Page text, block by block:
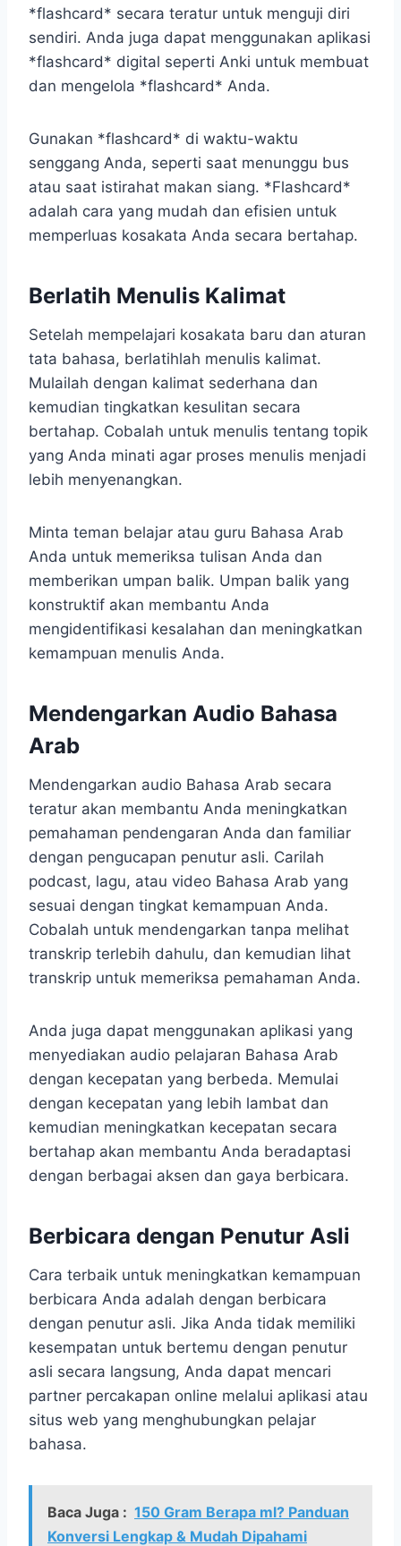
*flashcard* secara teratur untuk menguji diri
sendiri. Anda juga dapat menggunakan aplikasi
*flashcard* digital seperti Anki untuk membuat
dan mengelola *flashcard* Anda.
Gunakan *flashcard* di waktu-waktu
senggang Anda, seperti saat menunggu bus
atau saat istirahat makan siang. *Flashcard*
adalah cara yang mudah dan efisien untuk
memperluas kosakata Anda secara bertahap.
Berlatih Menulis Kalimat
Setelah mempelajari kosakata baru dan aturan
tata bahasa, berlatihlah menulis kalimat.
Mulailah dengan kalimat sederhana dan
kemudian tingkatkan kesulitan secara
bertahap. Cobalah untuk menulis tentang topik
yang Anda minati agar proses menulis menjadi
lebih menyenangkan.
Minta teman belajar atau guru Bahasa Arab
Anda untuk memeriksa tulisan Anda dan
memberikan umpan balik. Umpan balik yang
konstruktif akan membantu Anda
mengidentifikasi kesalahan dan meningkatkan
kemampuan menulis Anda.
Mendengarkan Audio Bahasa
Arab
Mendengarkan audio Bahasa Arab secara
teratur akan membantu Anda meningkatkan
pemahaman pendengaran Anda dan familiar
dengan pengucapan penutur asli. Carilah
podcast, lagu, atau video Bahasa Arab yang
sesuai dengan tingkat kemampuan Anda.
Cobalah untuk mendengarkan tanpa melihat
transkrip terlebih dahulu, dan kemudian lihat
transkrip untuk memeriksa pemahaman Anda.
Anda juga dapat menggunakan aplikasi yang
menyediakan audio pelajaran Bahasa Arab
dengan kecepatan yang berbeda. Memulai
dengan kecepatan yang lebih lambat dan
kemudian meningkatkan kecepatan secara
bertahap akan membantu Anda beradaptasi
dengan berbagai aksen dan gaya berbicara.
Berbicara dengan Penutur Asli
Cara terbaik untuk meningkatkan kemampuan
berbicara Anda adalah dengan berbicara
dengan penutur asli. Jika Anda tidak memiliki
kesempatan untuk bertemu dengan penutur
asli secara langsung, Anda dapat mencari
partner percakapan online melalui aplikasi atau
situs web yang menghubungkan pelajar
bahasa.
Baca Juga : 150 Gram Berapa ml? Panduan
Konversi Lengkap & Mudah Dipahami